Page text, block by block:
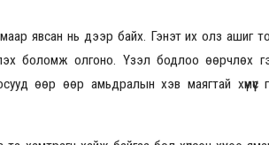
явсан нь дээр байх. Гэнэт их олз ашиг
боломж олгоно. Үзэл бодлоо өөрчлөх
өөр өөр амьдралын хэв маягтай хүмүүс